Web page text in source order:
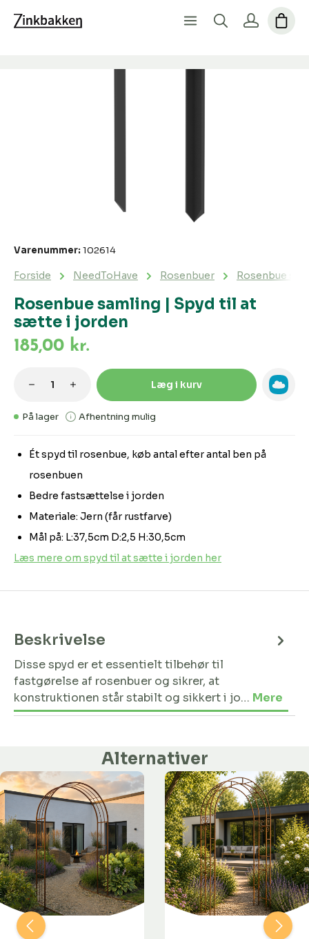
Rosenbue samling | Spyd til at
sætte i jorden
Forside NeedToHave Rosenbuer Rosenbue
Varenummer: 102614
Ét spyd til rosenbue, køb antal efter antal ben på
rosenbuen
Bedre fastsættelse i jorden
Materiale: Jern (får rustfarve)
Mål på: L:37,5cm D:2,5 H:30,5cm
Læs mere om spyd til at sætte i jorden her
185,00 kr.
På lager Afhentning mulig
Produktmængde: Indtast den
Læg i kurv
Beskrivelse
Disse spyd er et essentielt tilbehør til
fastgørelse af rosenbuer og sikrer, at
konstruktionen står stabilt og sikkert i jo… Mere
Alternativer